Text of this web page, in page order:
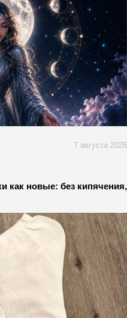
7 августа 2026
как новые: без кипячения,